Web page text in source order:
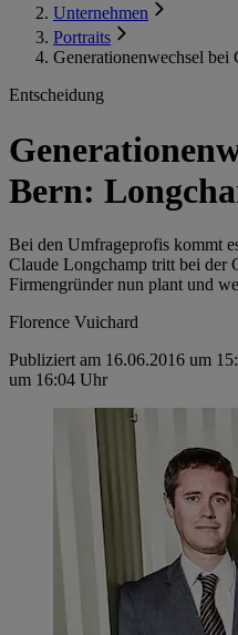
Unternehmen
Portraits
Generationenwechsel
Entscheidung
Bern:
Bei den Umfrageprofis kommt
Claude Longchamp tritt bei der
Firmengründer nun plant und
Florence Vuichard
Publiziert am 16.06.2016 um
um 16:04 Uhr